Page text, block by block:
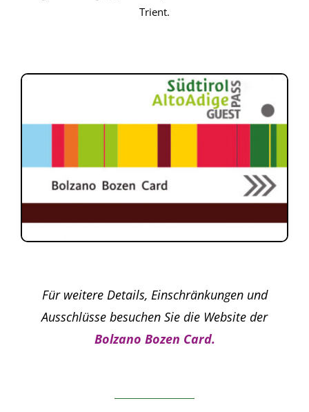
Trient.
Für weitere Details, Einschränkungen und
Ausschlüsse besuchen Sie die Website der
Bolzano Bozen Card.